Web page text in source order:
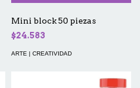
Mini block 50 piezas
$24.583
ARTE | CREATIVIDAD